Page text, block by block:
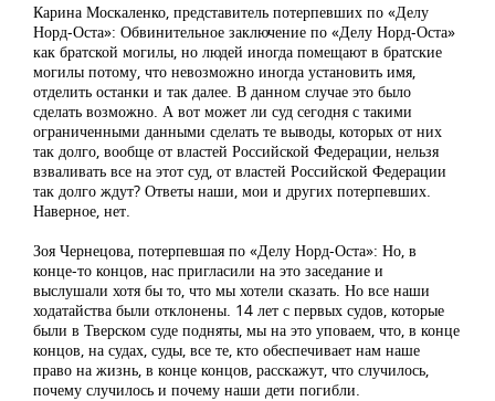
Карина Москаленко, представитель потерпевших по «Делу
Норд-Оста»: Обвинительное заключение по «Делу Норд-Оста»
как братской могилы, но людей иногда помещают в братские
могилы потому, что невозможно иногда установить имя,
отделить останки и так далее. В данном случае это было
сделать возможно. А вот может ли суд сегодня с такими
ограниченными данными сделать те выводы, которых от них
так долго, вообще от властей Российской Федерации, нельзя
взваливать все на этот суд, от властей Российской Федерации
так долго ждут? Ответы наши, мои и других потерпевших.
Наверное, нет.
Зоя Чернецова, потерпевшая по «Делу Норд-Оста»: Но, в
конце-то концов, нас пригласили на это заседание и
выслушали хотя бы то, что мы хотели сказать. Но все наши
ходатайства были отклонены. 14 лет с первых судов, которые
были в Тверском суде подняты, мы на это уповаем, что, в конце
концов, на судах, суды, все те, кто обеспечивает нам наше
право на жизнь, в конце концов, расскажут, что случилось,
почему случилось и почему наши дети погибли.